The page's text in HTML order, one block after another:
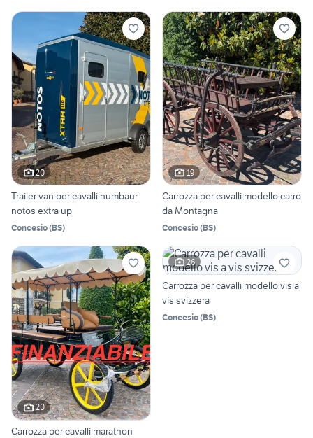
20
Trailer van per cavalli humbaur
notos extra up
Concesio(BS)
19
Carrozza per cavalli modello carro
da Montagna
Concesio(BS)
20
Carrozza per cavalli marathon
26
Carrozza per cavalli modello vis a
vis svizzera
Concesio(BS)